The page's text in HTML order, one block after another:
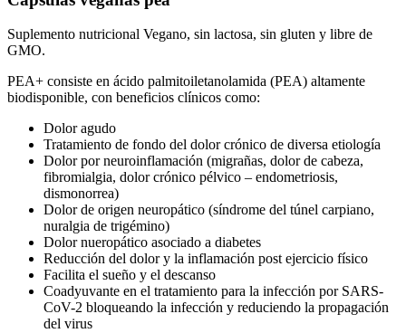
Suplemento nutricional Vegano, sin lactosa, sin gluten y libre de
GMO.
PEA+ consiste en ácido palmitoiletanolamida (PEA) altamente
biodisponible, con beneficios clínicos como:
Dolor agudo
Tratamiento de fondo del dolor crónico de diversa etiología
Dolor por neuroinflamación (migrañas, dolor de cabeza,
fibromialgia, dolor crónico pélvico – endometriosis,
dismonorrea)
Dolor de origen neuropático (síndrome del túnel carpiano,
nuralgia de trigémino)
Dolor nueropático asociado a diabetes
Reducción del dolor y la inflamación post ejercicio físico
Facilita el sueño y el descanso
Coadyuvante en el tratamiento para la infección por SARS-
CoV-2 bloqueando la infección y reduciendo la propagación
del virus